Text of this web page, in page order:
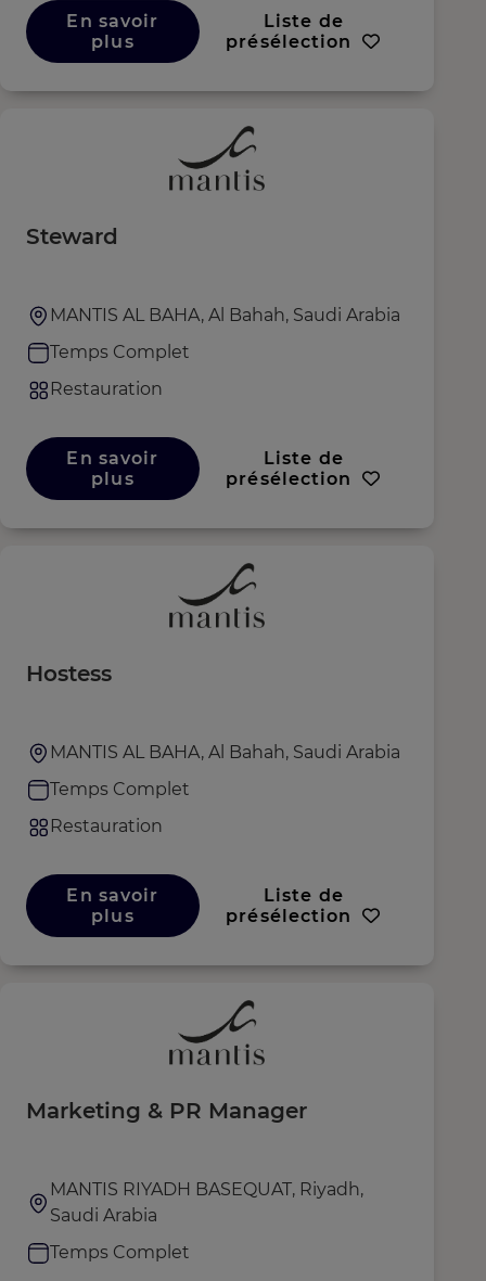
En savoir
plus
Liste de
présélection
Steward
MANTIS AL BAHA, Al Bahah, Saudi Arabia
Temps Complet
Restauration
En savoir
plus
Liste de
présélection
Hostess
MANTIS AL BAHA, Al Bahah, Saudi Arabia
Temps Complet
Restauration
En savoir
plus
Liste de
présélection
Marketing & PR Manager
MANTIS RIYADH BASEQUAT, Riyadh,
Saudi Arabia
Temps Complet